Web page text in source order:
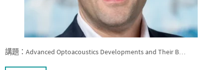
講題：Advanced Optoacoustics Developments and Their B…